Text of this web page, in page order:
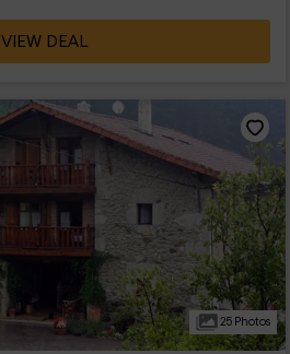
VIEW DEAL
25 Photos